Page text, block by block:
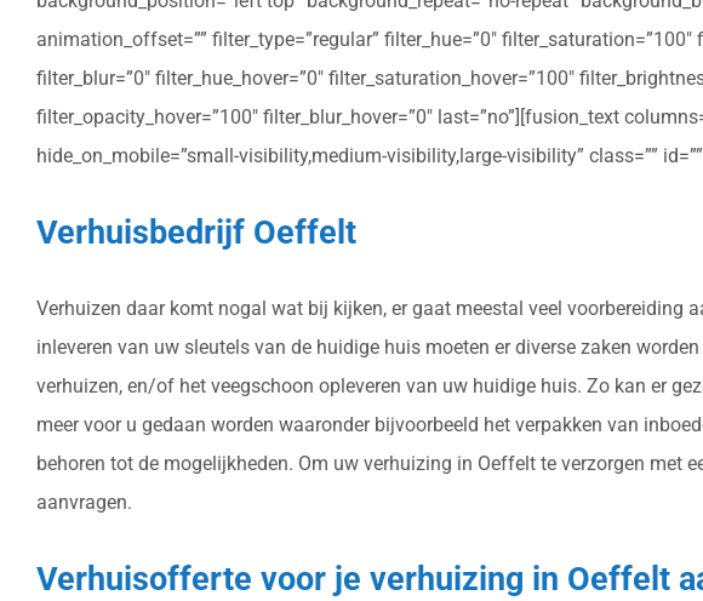
animation_offset=”” filter_type=”regular” filter_hue=”0″
filter_blur=”0″ filter_hue_hover=”0″ filter_saturation_hover=”100″
filter_opacity_hover=”100″ filter_blur_hover=”0″ last=”no”][fusion_text
hide_on_mobile=”small-visibility,medium-visibility,large-visibility” class=””
Verhuisbedrijf Oeffelt
Verhuizen daar komt nogal wat bij kijken, er gaat meestal veel voorbereiding
inleveren van uw sleutels van de huidige huis moeten er diverse zaken
verhuizen, en/of het veegschoon opleveren van uw huidige huis. Zo kan er
meer voor u gedaan worden waaronder bijvoorbeeld het verpakken van
behoren tot de mogelijkheden. Om uw verhuizing in Oeffelt te verzorgen
aanvragen.
Verhuisofferte voor je verhuizing in Oeffelt